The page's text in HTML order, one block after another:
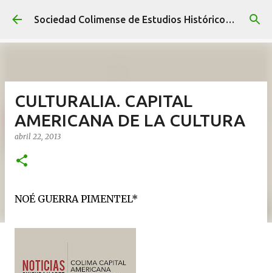
Ir al contenido principal Sociedad Colimense de Estudios Históricos A. C.
CULTURALIA. CAPITAL
AMERICANA DE LA CULTURA
abril 22, 2013
NOÉ GUERRA PIMENTEL*